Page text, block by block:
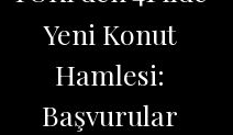
Yeni Konut
Hamlesi:
Başvurular